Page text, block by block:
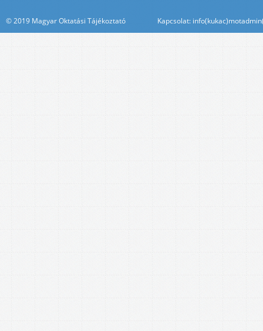
© 2019 Magyar Oktatási Tájékoztató Kapcsolat: